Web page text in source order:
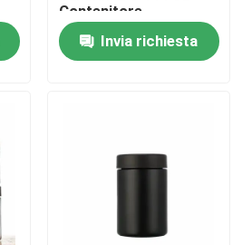
Contenitore
trasparente a lato
retto e ermetico
Invia richiesta